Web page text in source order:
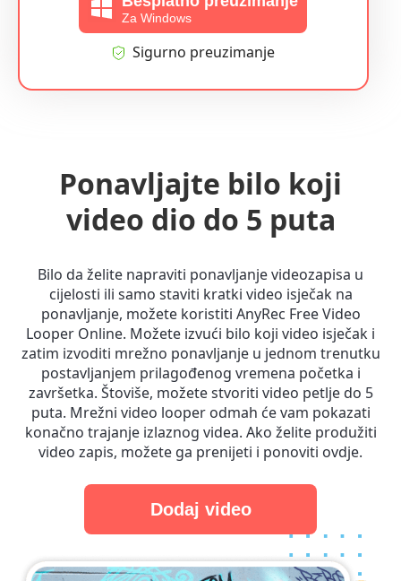
Za Windows
Sigurno preuzimanje
Ponavljajte bilo koji
video dio do 5 puta
Bilo da želite napraviti ponavljanje videozapisa u
cijelosti ili samo staviti kratki video isječak na
ponavljanje, možete koristiti AnyRec Free Video
Looper Online. Možete izvući bilo koji video isječak i
zatim izvoditi mrežno ponavljanje u jednom trenutku
postavljanjem prilagođenog vremena početka i
završetka. Štoviše, možete stvoriti video petlje do 5
puta. Mrežni video looper odmah će vam pokazati
konačno trajanje izlaznog videa. Ako želite produžiti
video zapis, možete ga prenijeti i ponoviti ovdje.
Dodaj video